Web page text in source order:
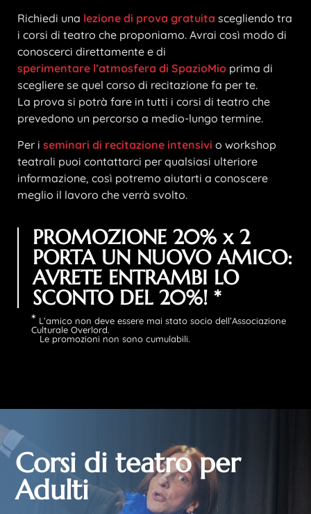
Richiedi una lezione di prova gratuita scegliendo tra
i corsi di teatro che proponiamo. Avrai così modo di
conoscerci direttamente e di
sperimentare l’atmosfera di SpazioMio prima di
scegliere se quel corso di recitazione fa per te.
La prova si potrà fare in tutti i corsi di teatro che
prevedono un percorso a medio-lungo termine.
Per i seminari di recitazione intensivi o workshop
teatrali puoi contattarci per qualsiasi ulteriore
informazione, così potremo aiutarti a conoscere
meglio il lavoro che verrà svolto.
PROMOZIONE 20% x 2
PORTA UN NUOVO AMICO:
AVRETE ENTRAMBI LO
SCONTO DEL 20%! *
* L’amico non deve essere mai stato socio dell’Associazione
Culturale Overlord.
Le promozioni non sono cumulabili.
Corsi di teatro per
Adulti